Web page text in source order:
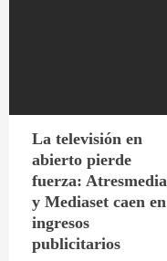
La televisión en
abierto pierde
fuerza: Atresmedia
y Mediaset caen en
ingresos
publicitarios